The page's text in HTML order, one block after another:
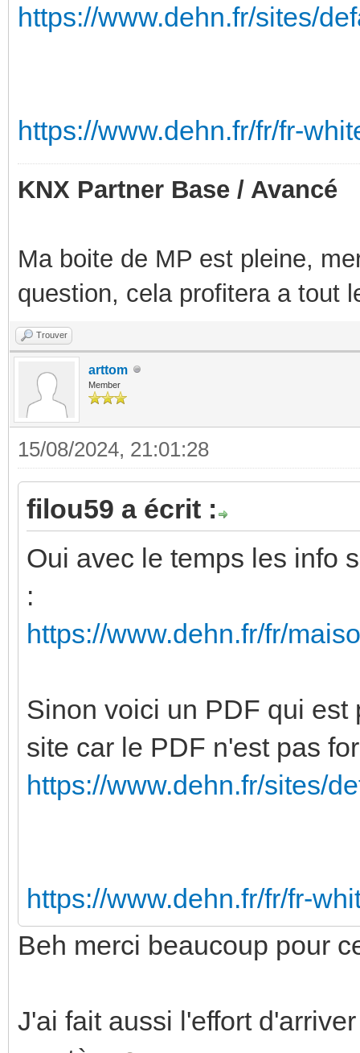
https://www.dehn.fr/sites/
https://www.dehn.fr/fr/fr-
KNX Partner Base / Avancé
Ma boite de MP est pleine,
question, cela profitera a tout
Trouver
arttom
Member
15/08/2024, 21:01:28
filou59 a écrit :
Oui avec le temps les info
:
https://www.dehn.fr/fr/
Sinon voici un PDF qui est
site car le PDF n'est pas
https://www.dehn.fr/sites/
https://www.dehn.fr/fr/fr-
Beh merci beaucoup pour
J'ai fait aussi l'effort